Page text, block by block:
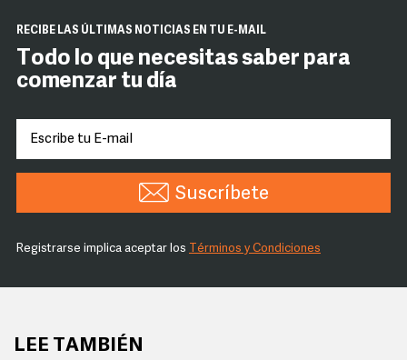
RECIBE LAS ÚLTIMAS NOTICIAS EN TU E-MAIL
Todo lo que necesitas saber para
comenzar tu día
Suscríbete
Registrarse implica aceptar los Términos y Condiciones
LEE TAMBIÉN